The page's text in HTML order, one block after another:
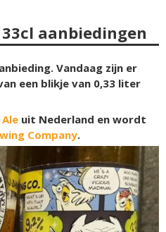
aanbiedingen
Vandaag zijn er
een blikje van 0,33 liter
uit Nederland en wordt
Company.